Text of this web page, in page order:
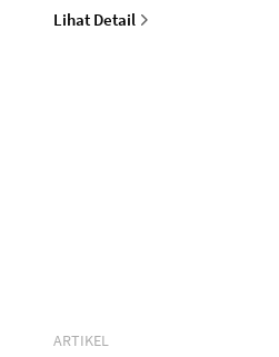
Lihat Detail
ARTIKEL